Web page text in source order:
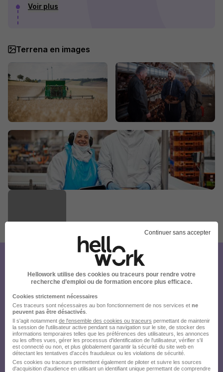
Voir plus
Terrena en images
Créez votre compte Hellowork et
envoyez votre candidature !
Continuer sans accepter
Hellowork utilise des cookies ou traceurs pour rendre votre
recherche d’emploi ou de formation encore plus efficace.
Cookies strictement nécessaires
Ces traceurs sont nécessaires au bon fonctionnement de nos services et ne
peuvent pas être désactivés
Il s'agit notamment de l'ensemble des cookies ou traceurs permettant de maintenir
la session de l'utilisateur active pendant sa navigation sur le site, de stocker des
informations temporaires telles que les préférences des utilisateurs, les annonces
ou les offres vues, gérer les processus d'identification de l'utilisateur, vérifier s'il
est connecté ou non, et plus globalement garantir la sécurité du site web en
détectant les tentatives d'accès frauduleux ou les violations de sécurité.
Ces cookies ou traceurs permettent également de piloter et suivre les sources
d'acquisition d'audience en utilisant un identifiant unique permettant de comprendre